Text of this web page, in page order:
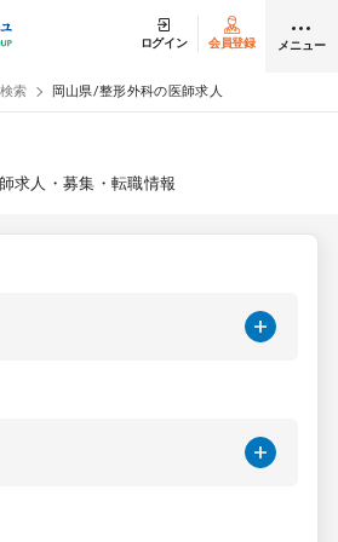
ログイン 会員登録 メニュー
索 岡山県/整形外科の医師求人
求人・募集・転職情報